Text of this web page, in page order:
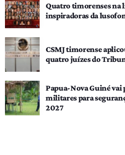
Quatro timorenses na
inspiradoras da
CSMJ timorense
quatro juízes do
Papua-Nova Guiné
militares para
2027